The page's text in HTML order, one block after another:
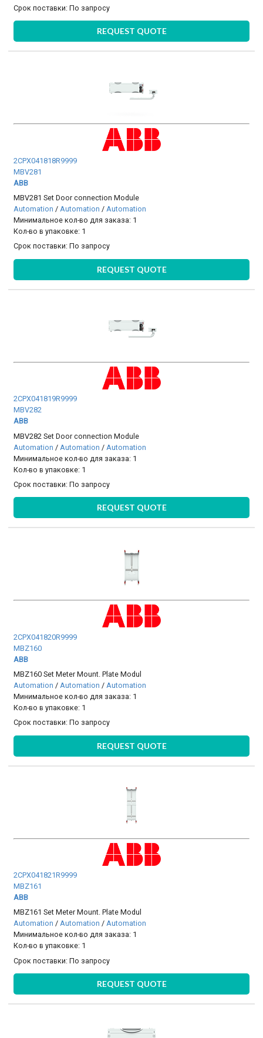
Срок поставки:По запросу
REQUEST QUOTE
2CPX041818R9999
MBV281
ABB
MBV281 Set Door connection Module
Automation /Automation /Automation
Минимальное кол-во для заказа: 1
Кол-во в упаковке: 1
Срок поставки:По запросу
REQUEST QUOTE
2CPX041819R9999
MBV282
ABB
MBV282 Set Door connection Module
Automation / Automation / Automation
Минимальное кол-во для заказа: 1
Кол-во в упаковке: 1
Срок поставки:По запросу
REQUEST QUOTE
2CPX041820R9999
MBZ160
ABB
MBZ160 Set Meter Mount. Plate Modul
Automation / Automation / Automation
Минимальное кол-во для заказа: 1
Кол-во в упаковке: 1
Срок поставки:По запросу
REQUEST QUOTE
2CPX041821R9999
MBZ161
ABB
MBZ161 Set Meter Mount. Plate Modul
Automation /Automation /Automation
Минимальное кол-во для заказа: 1
Кол-во в упаковке: 1
Срок поставки:По запросу
REQUEST QUOTE